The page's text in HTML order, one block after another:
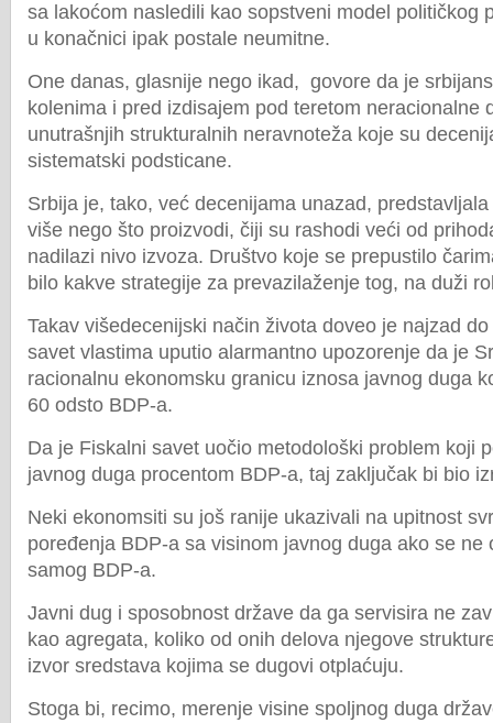
sa lakoćom nasledili kao sopstveni model političkog
u konačnici ipak postale neumitne.
One danas, glasnije nego ikad, govore da je
kolenima i pred izdisajem pod teretom neracionalne
unutrašnjih strukturalnih neravnoteža koje su
sistematski podsticane.
Srbija je, tako, već decenijama unazad,
više nego što proizvodi, čiji su rashodi veći od
nadilazi nivo izvoza. Društvo koje se prepustilo
bilo kakve strategije za prevazilaženje tog, na duži
Takav višedecenijski način života doveo je najzad
savet vlastima uputio alarmantno upozorenje da je
racionalnu ekonomsku granicu iznosa javnog duga
60 odsto BDP-a.
Da je Fiskalni savet uočio metodološki problem koji
javnog duga procentom BDP-a, taj zaključak bi bio
Neki ekonomsiti su još ranije ukazivali na upitnost
poređenja BDP-a sa visinom javnog duga ako se ne
samog BDP-a.
Javni dug i sposobnost države da ga servisira ne
kao agregata, koliko od onih delova njegove
izvor sredstava kojima se dugovi otplaćuju.
Stoga bi, recimo, merenje visine spoljnog duga